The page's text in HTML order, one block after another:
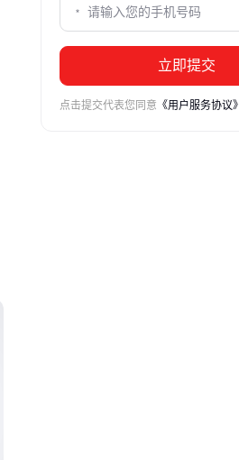
立即提交
点击提交代表您同意 《用户服务协议》